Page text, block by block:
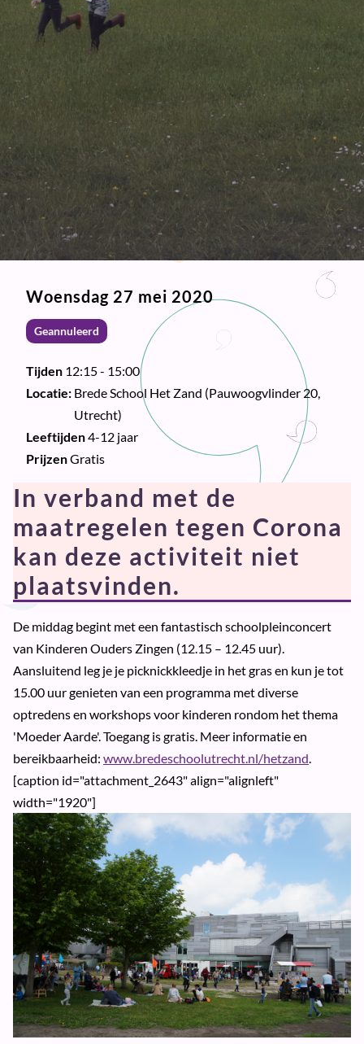
In verband met de
maatregelen tegen Corona
kan deze activiteit niet
plaatsvinden.
De middag begint met een fantastisch schoolpleinconcert
van Kinderen Ouders Zingen (12.15 – 12.45 uur).
Aansluitend leg je je picknickkleedje in het gras en kun je tot
15.00 uur genieten van een programma met diverse
optredens en workshops voor kinderen rondom het thema
'Moeder Aarde'. Toegang is gratis. Meer informatie en
bereikbaarheid: www.bredeschoolutrecht.nl/hetzand
[caption id="attachment_2643" align="alignleft"
width="1920"]
Woensdag 27 mei 2020
Geannuleerd
Tijden 12:15 - 15:00
Locatie: Brede School Het Zand (Pauwoogvlinder 20,
Utrecht)
Leeftijden4-12 jaar
PrijzenGratis